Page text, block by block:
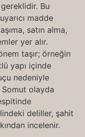
gereklidir. Bu
madde
satın alma,
yer alır.
taşır; örneğin
yapı içinde
nedeniyle
Somut olayda
deliller, şahit
incelenir.